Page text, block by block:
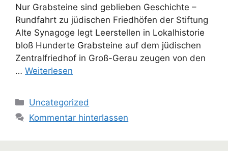
Nur Grabsteine sind geblieben Geschichte –
Rundfahrt zu jüdischen Friedhöfen der Stiftung
Alte Synagoge legt Leerstellen in Lokalhistorie
bloß Hunderte Grabsteine auf dem jüdischen
Zentralfriedhof in Groß-Gerau zeugen von den
… Weiterlesen
Kategorien
Uncategorized
Kommentar hinterlassen